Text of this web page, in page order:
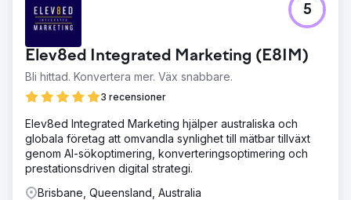
Elev8ed Integrated Marketing (E8IM)
Bli hittad. Konvertera mer. Väx snabbare.
3 recensioner
5
Elev8ed Integrated Marketing hjälper australiska och
globala företag att omvandla synlighet till mätbar tillväxt
genom AI-sökoptimering, konverteringsoptimering och
prestationsdriven digital strategi.
Brisbane, Queensland, Australia